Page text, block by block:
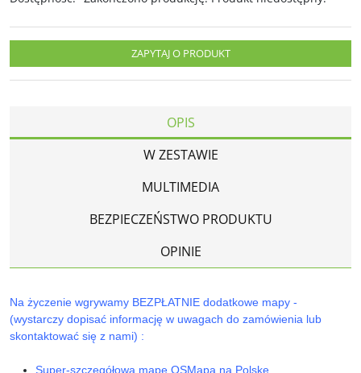
ZAPYTAJ O PRODUKT
OPIS
W ZESTAWIE
MULTIMEDIA
BEZPIECZEŃSTWO PRODUKTU
OPINIE
Na życzenie wgrywamy BEZPŁATNIE dodatkowe mapy -
(wystarczy dopisać informację w uwagach do zamówienia lub
skontaktować się z nami) :
Super-szczegółową mapę OSMapa na Polskę